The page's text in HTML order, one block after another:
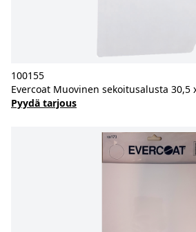
100155
Evercoat Muovinen sekoitusalusta 30,5
Pyydä tarjous